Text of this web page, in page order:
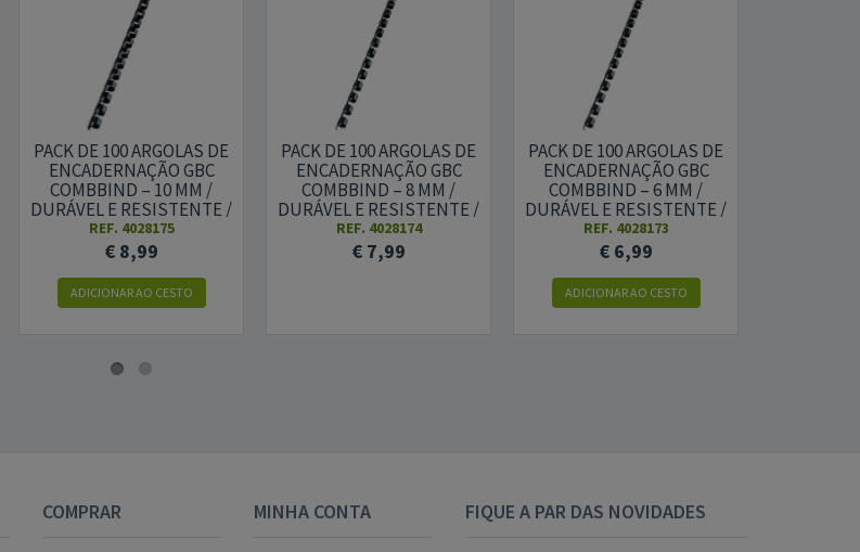
PACK DE 100 ARGOLAS DE
ENCADERNAÇÃO GBC
COMBBIND – 10 MM /
DURÁVEL E RESISTENTE /
PRETO
REF. 4028175
€ 8,99
ADICIONAR AO CESTO
PACK DE 100 ARGOLAS DE
ENCADERNAÇÃO GBC
COMBBIND – 8 MM /
DURÁVEL E RESISTENTE /
PRETO
REF. 4028174
€ 7,99
PACK DE 100 ARGOLAS DE
ENCADERNAÇÃO GBC
COMBBIND – 6 MM /
DURÁVEL E RESISTENTE /
PRETO
REF. 4028173
€ 6,99
ADICIONAR AO CESTO
COMPRAR MINHA CONTA FIQUE A PAR DAS NOVIDADES